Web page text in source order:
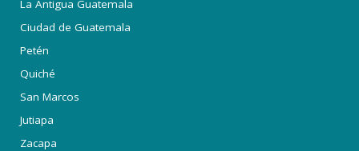
La Antigua Guatemala
Ciudad de Guatemala
Petén
Quiché
San Marcos
Jutiapa
Zacapa